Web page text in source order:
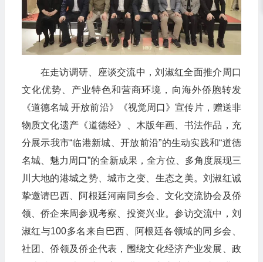
在走访调研、座谈交流中，刘淑红全面推介周口
文化优势、产业特色和营商环境，向海外侨胞转发
《道德名城 开放前沿》《视觉周口》宣传片，赠送非
物质文化遗产《道德经》、木版年画、书法作品，充
分展示我市“临港新城、开放前沿”的生动实践和“道德
名城、魅力周口”的全新成果，全方位、多角度展现三
川大地的港城之势、城市之变、生态之美。刘淑红诚
挚邀请巴西、阿根廷河南同乡会、文化交流协会及侨
领、侨企来周参观考察、投资兴业。参访交流中，刘
淑红与100多名来自巴西、阿根廷各领域的同乡会、
社团、侨领及侨企代表，围绕文化经济产业发展、政